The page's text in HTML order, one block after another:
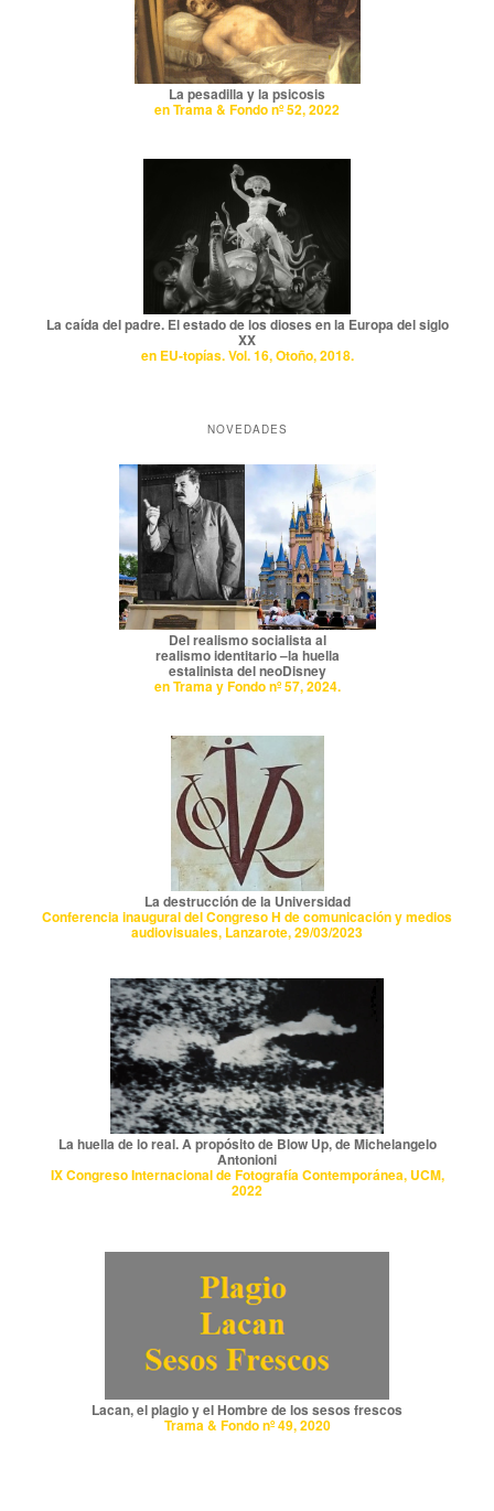
La pesadilla y la psicosis
en Trama & Fondo nº 52, 2022
La caída del padre. El estado de los dioses en la Europa del siglo
XX
en EU-topías. Vol. 16, Otoño, 2018.
NOVEDADES
Del realismo socialista al
realismo identitario –la huella
estalinista del neoDisney
en Trama y Fondo nº 57, 2024.
La destrucción de la Universidad
Conferencia inaugural del Congreso H de comunicación y medios
audiovisuales, Lanzarote, 29/03/2023
La huella de lo real. A propósito de Blow Up, de Michelangelo
Antonioni
IX Congreso Internacional de Fotografía Contemporánea, UCM,
2022
Lacan, el plagio y el Hombre de los sesos frescos
Trama & Fondo nº 49, 2020